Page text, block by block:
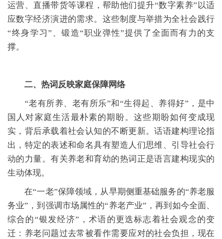
运营、直播带货等课程，帮助他们提升“数字素养”以适
应数字经济演进的需求。这些制度与举措为全社会践行
“终身学习”、锻造“职业弹性”提供了全面而有力的支
撑。
二、热词反映家庭保障网络
“老有所养、老有所乐”和“生得起、养得好”，是中
国人对家庭生活最朴素的期盼。这些期盼如何变成现
实，背后承载着社会认知的不断更新。话语建构理论指
出，特定的表述和命名具有塑造人们思维、引导社会行
动的力量。有关养老和育幼的热词正是语言建构现实的
生动体现。
在“一老”保障领域，从早期侧重基础服务的“养老服
务业”，到强调市场属性的“养老产业”，再到如今全面、
综合的“银发经济”，术语的更迭标志着社会观念的变
迁：养老问题过去常被看作需要应对的社会负担，现在